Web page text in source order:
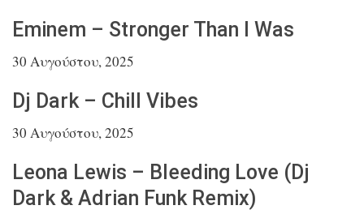
Eminem – Stronger Than I Was
30 Αυγούστου, 2025
Dj Dark – Chill Vibes
30 Αυγούστου, 2025
Leona Lewis – Bleeding Love (Dj
Dark & Adrian Funk Remix)